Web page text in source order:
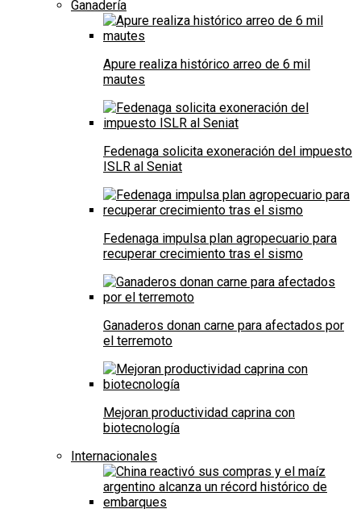
Ganadería
Apure realiza histórico arreo de 6 mil
mautes
Fedenaga solicita exoneración del impuesto
ISLR al Seniat
Fedenaga impulsa plan agropecuario para
recuperar crecimiento tras el sismo
Ganaderos donan carne para afectados por
el terremoto
Mejoran productividad caprina con
biotecnología
Internacionales